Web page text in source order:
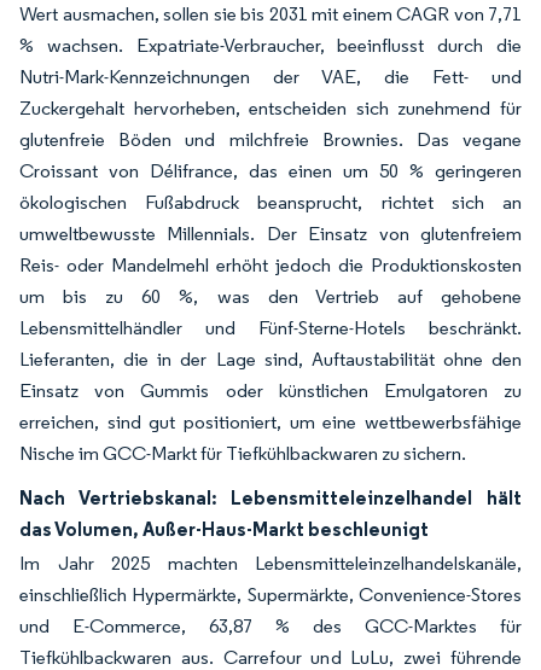
Wert ausmachen, sollen sie bis 2031 mit einem CAGR von 7,71
% wachsen. Expatriate-Verbraucher, beeinflusst durch die
Nutri-Mark-Kennzeichnungen der VAE, die Fett- und
Zuckergehalt hervorheben, entscheiden sich zunehmend für
glutenfreie Böden und milchfreie Brownies. Das vegane
Croissant von Délifrance, das einen um 50 % geringeren
ökologischen Fußabdruck beansprucht, richtet sich an
umweltbewusste Millennials. Der Einsatz von glutenfreiem
Reis- oder Mandelmehl erhöht jedoch die Produktionskosten
um bis zu 60 %, was den Vertrieb auf gehobene
Lebensmittelhändler und Fünf-Sterne-Hotels beschränkt.
Lieferanten, die in der Lage sind, Auftaustabilität ohne den
Einsatz von Gummis oder künstlichen Emulgatoren zu
erreichen, sind gut positioniert, um eine wettbewerbsfähige
Nische im GCC-Markt für Tiefkühlbackwaren zu sichern.
Nach Vertriebskanal: Lebensmitteleinzelhandel hält
das Volumen, Außer-Haus-Markt beschleunigt
Im Jahr 2025 machten Lebensmitteleinzelhandelskanäle,
einschließlich Hypermärkte, Supermärkte, Convenience-Stores
und E-Commerce, 63,87 % des GCC-Marktes für
Tiefkühlbackwaren aus. Carrefour und LuLu, zwei führende